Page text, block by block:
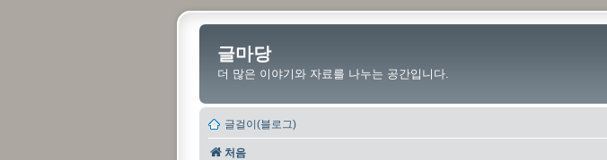
글마당
더 많은 이야기와 자료를 나누는 공간입니다.
글걸이(블로그)
처음